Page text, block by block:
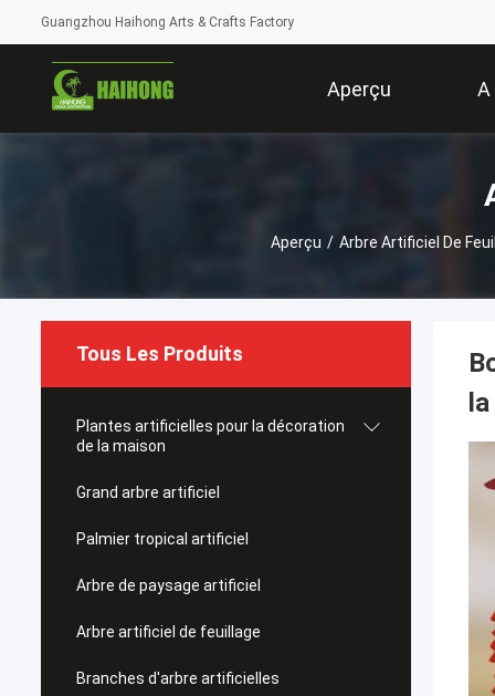
Guangzhou Haihong Arts & Crafts Factory
Aperçu A
Aperçu / Arbre Artificiel De
Tous Les Produits
Plantes artificielles pour la décoration
de la maison
Grand arbre artificiel
Palmier tropical artificiel
Arbre de paysage artificiel
Arbre artificiel de feuillage
Branches d'arbre artificielles